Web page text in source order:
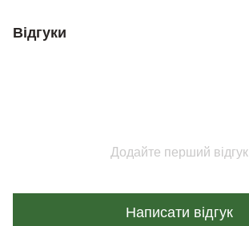
Відгуки
Додайте перший відгук
Написати відгук